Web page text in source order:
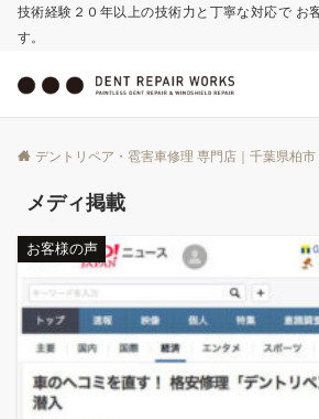
技術経験２０年以上の技術力と丁寧な対応で お
す。
デントリペア・雹害車修理 専門店｜千葉県柏
メディ掲載
お客様の声